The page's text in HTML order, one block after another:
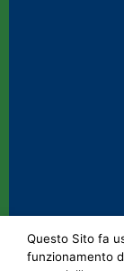
Questo Sito fa
funzionamento